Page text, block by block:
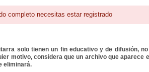
completo necesitas estar registrado
solo tienen un fin educativo y de difusión,
motivo, considera que un archivo que aparece
eliminará.